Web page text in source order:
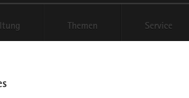
Themen Service